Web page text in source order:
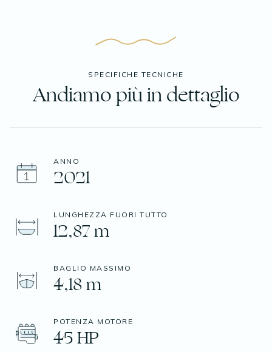
SPECIFICHE TECNICHE
Andiamo più in dettaglio
ANNO
2021
LUNGHEZZA FUORI TUTTO
12,87 m
BAGLIO MASSIMO
4,18 m
POTENZA MOTORE
45 HP